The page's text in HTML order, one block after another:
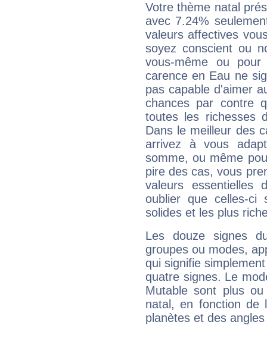
Votre thème natal
avec 7.24%
valeurs affectives
soyez conscient ou
vous-même ou
carence en Eau ne
pas capable d'aimer
chances par contre
toutes les richesses
Dans le meilleur des
arrivez à vous
somme, ou même
pire des cas, vous
valeurs
oublier que celles-
solides et les plus
Les douze signes
groupes ou modes,
qui signifie
quatre signes. Le
Mutable sont plus
natal, en fonction de
planètes et des